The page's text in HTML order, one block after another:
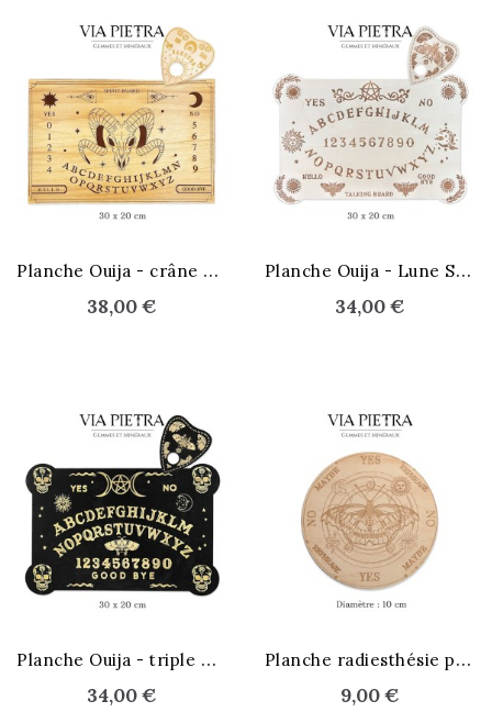
P
lanche Ouija - crâne de Bélier
38,00 €
P
lanche Ouija - Lune Soleil
34,00 €
P
lanche Ouija - triple Lune noire
34,00 €
P
lanche radiesthésie pendule
9,00 €